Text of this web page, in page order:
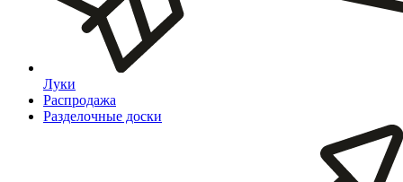
Луки
Распродажа
Разделочные доски